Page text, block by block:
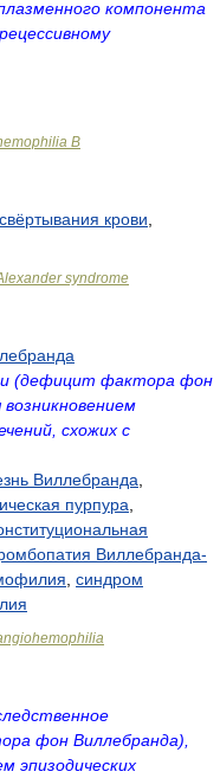
компонента
B
крови
syndrome
(дефицит фактора фон
схожих с
Виллебранда
пурпура
Виллебранда-
синдром
фон Виллебранда),
эпизодических